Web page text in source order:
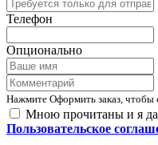
Телефон
Опционально
Нажмите Оформить заказ, чтобы
Мною прочитаны и я
Пользовательское